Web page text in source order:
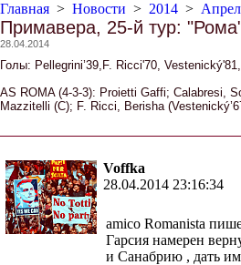
Главная > Новости > 2014 >
Примавера, 25-й тур:
28.04.2014
Голы: Pellegrini’39,F. Ricci'70,
AS ROMA (4-3-3): Proietti Gaffi; Calabresi,
Mazzitelli (C); F. Ricci, Berisha
Voffka
28.04.2014 23:16:34
amico Romanista
Гарсия намерен
и Санабрию , дать